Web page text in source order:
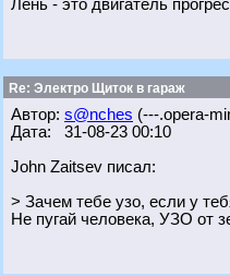
Лень - это двигатель
Re: Электро Щиток в гараж
Автор: s@nches (---.opera-
Дата: 31-08-23 00:10
John Zaitsev писал:
> Зачем тебе узо, если у
Не пугай человека, УЗО от